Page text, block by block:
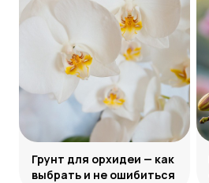
Грунт для орхидеи — как
выбрать и не ошибиться